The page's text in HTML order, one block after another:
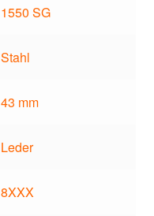
1550 SG
Stahl
43 mm
Leder
8XXX